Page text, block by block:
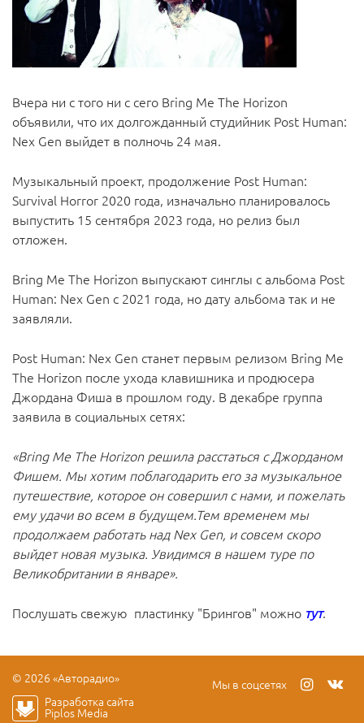
Вчера ни с того ни с сего Bring Me The Horizon
объявили, что их долгожданный студийник Post Human:
Nex Gen выйдет в полночь 24 мая.
Музыкальный проект, продолжение Post Human:
Survival Horror 2020 года, изначально планировалось
выпустить 15 сентября 2023 года, но релиз был
отложен.
Bring Me The Horizon выпускают синглы с альбома Post
Human: Nex Gen с 2021 года, но дату альбома так и не
заявляли.
Post Human: Nex Gen станет первым релизом Bring Me
The Horizon после ухода клавишника и продюсера
Джордана Фиша в прошлом году. В декабре группа
заявила в социальных сетях:
«Bring Me The Horizon решила расстаться с Джорданом
Фишем. Мы хотим поблагодарить его за музыкальное
путешествие, которое он совершил с нами, и пожелать
ему удачи во всем в будущем.Тем временем мы
продолжаем работать над Nex Gen, и совсем скоро
выйдет новая музыка. Увидимся в нашем туре по
Великобритании в январе».
Послушать свежую пластинку "Брингов" можно тут.
© 2026 «Авторадио»
Мы в соцсетях
Разработка сайта
Piplos Media